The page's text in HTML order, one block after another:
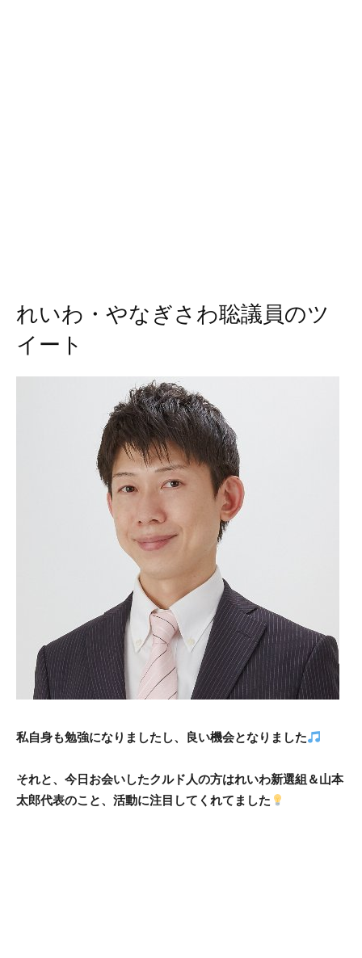
れいわ・やなぎさわ聡議員のツ
イート
私自身も勉強になりましたし、良い機会となりました
それと、今日お会いしたクルド人の方はれいわ新選組＆山本
太郎代表のこと、活動に注目してくれてました